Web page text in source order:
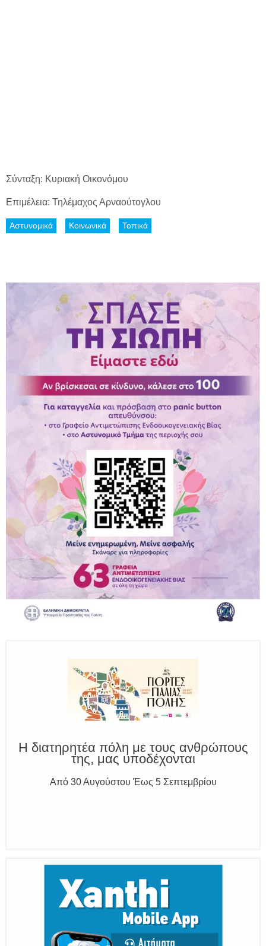
Σύνταξη: Κυριακή Οικονόμου
Επιμέλεια: Τηλέμαχος Αρναούτογλου
Αστυνομικά Κοινωνικά Τοπικά
Η διατηρητέα πόλη με τους ανθρώπους
της, μας υποδέχονται
Από 30 Αυγούστου Έως 5 Σεπτεμβρίου
Παραμένουμε Προσεκτικοί
Καλούμε Άμεσα την Πυροσβεστική στο 199 ή στο 112
και δίνουμε σαφείς πληροφορίες